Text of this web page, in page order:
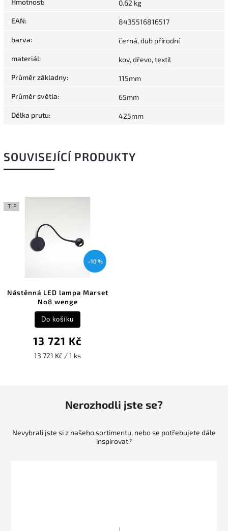
0.62 kg
EAN: 8435516816517
barva: černá, dub přírodní
materiál: kov, dřevo, textil
Průměr základny: 115mm
Průměr světla: 65mm
Délka prutu: 425mm
SOUVISEJÍCÍ PRODUKTY
TIP
–10 %
Nástěnná LED lampa Marset
No8 wenge
13 721 Kč
13 721 Kč / 1 ks
Do košíku
Nerozhodli jste se?
Nevybrali jste si z našeho sortimentu, nebo se potřebujete dále
inspirovat?